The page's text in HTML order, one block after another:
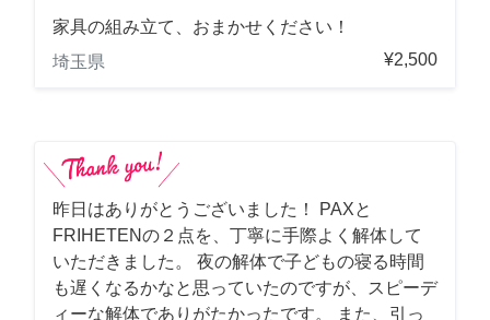
家具の組み立て、おまかせください！
埼玉県
¥2,500
昨日はありがとうございました！ PAXと
FRIHETENの２点を、丁寧に手際よく解体して
いただきました。 夜の解体で子どもの寝る時間
も遅くなるかなと思っていたのですが、スピーデ
ィーな解体でありがたかったです。 また、引っ